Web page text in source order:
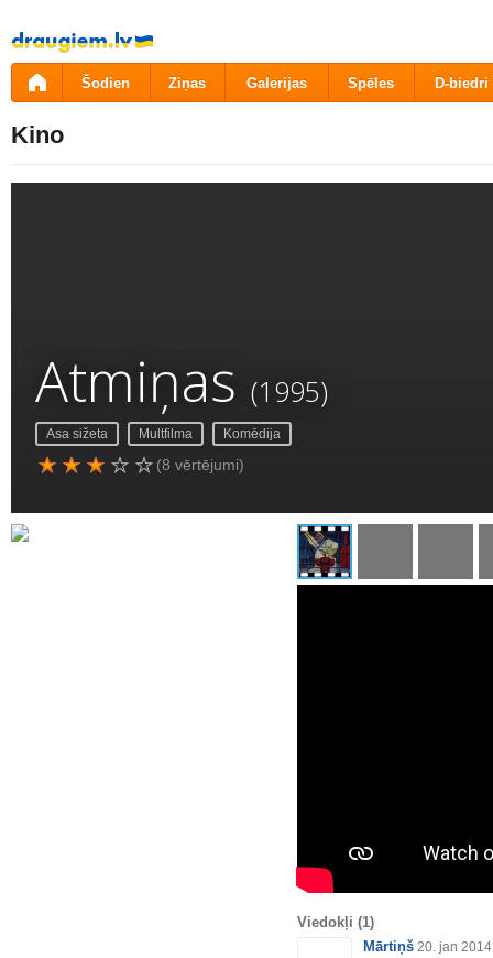
Pāriet
uz
saturu
Šodien Ziņas Galerijas Spēles D-biedri
Kino
Atmiņas (1995)
Asa sižeta Multfilma Komēdija
(8 vērtējumi)
Viedokļi (1)
Mārtiņš 20. jan